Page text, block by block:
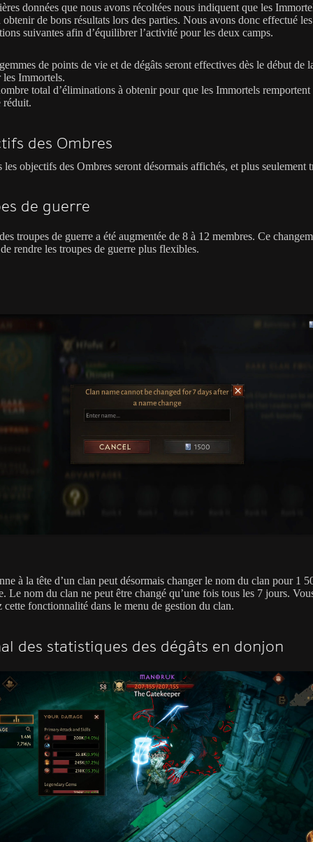
données que nous avons récoltées nous indiquent que les
obtenir de bons résultats lors des parties. Nous avons donc effectué les
suivantes afin d’équilibrer l’activité pour les deux camps.
de points de vie et de dégâts seront effectives dès le début de
les Immortels.
total d’éliminations à obtenir pour que les Immortels remportent
réduit.
des Ombres
les objectifs des Ombres seront désormais affichés, et plus seulement
de guerre
troupes de guerre a été augmentée de 8 à 12 membres. Ce
rendre les troupes de guerre plus flexibles.
à la tête d’un clan peut désormais changer le nom du clan pour 1
Le nom du clan ne peut être changé qu’une fois tous les 7 jours.
cette fonctionnalité dans le menu de gestion du clan.
des statistiques des dégâts en donjon